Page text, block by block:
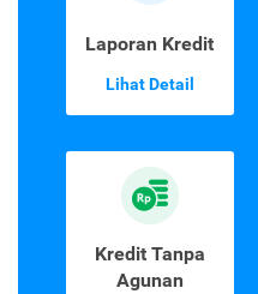
Laporan Kredit
Lihat Detail
Kredit Tanpa
Agunan